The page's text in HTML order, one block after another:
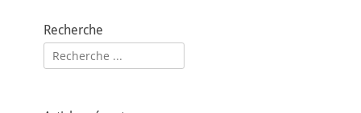
Recherche
Rechercher :